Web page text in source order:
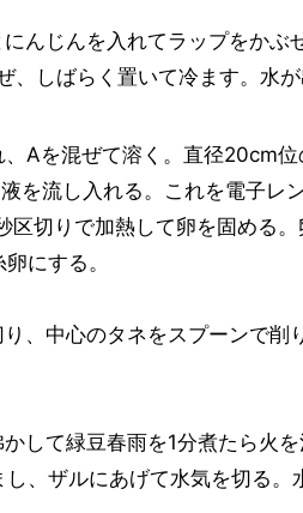
んじんを入れてラップをか
、しばらく置いて冷ます。水
Aを混ぜて溶く。直径20cm
を流し入れる。これを電子レ
切りで加熱して卵を固める。
にする。
、中心のタネをスプーンで
して緑豆春雨を1分煮たら火
、ザルにあげて水気を切る